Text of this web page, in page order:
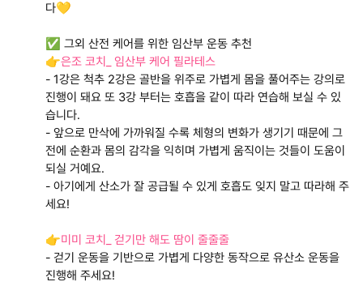
다💛
✅ 그외 산전 케어를 위한 임산부 운동 추천
👉은조 코치_ 임산부 케어 필라테스
- 1강은 척추 2강은 골반을 위주로 가볍게 몸을 풀어주는 강의로
진행이 돼요 또 3강 부터는 호흡을 같이 따라 연습해 보실 수 있
습니다.
- 앞으로 만삭에 가까워질 수록 체형의 변화가 생기기 때문에 그
전에 순환과 몸의 감각을 익히며 가볍게 움직이는 것들이 도움이
되실 거예요.
- 아기에게 산소가 잘 공급될 수 있게 호흡도 잊지 말고 따라해 주
세요!
👉미미 코치_ 걷기만 해도 땀이 줄줄줄
- 걷기 운동을 기반으로 가볍게 다양한 동작으로 유산소 운동을
진행해 주세요!